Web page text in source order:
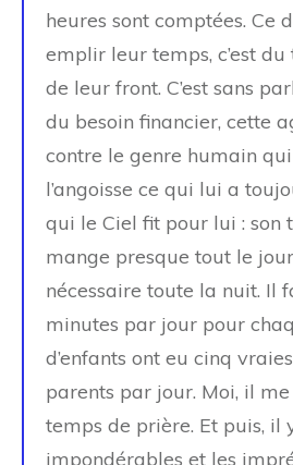
heures sont comptées. Ce
emplir leur temps, c’est
de leur front. C’est sans
du besoin financier, cette
contre le genre humain
l’angoisse ce qui lui a
qui le Ciel fit pour lui : son
mange presque tout le
nécessaire toute la nuit. Il
minutes par jour pour
d’enfants ont eu cinq
parents par jour. Moi, il
temps de prière. Et puis, il
impondérables et les